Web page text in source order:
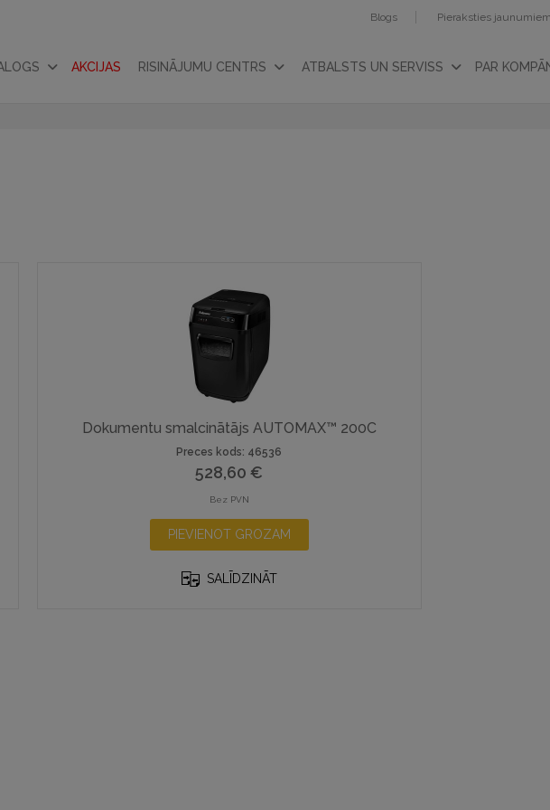
Blogs Pieraksties jaunumiem
AKCIJAS RISINĀJUMU CENTRS ATBALSTS UN SERVISS PAR
Dokumentu smalcinātājs AUTOMAX™ 200C
Preces kods: 46536
528,60€
Bez PVN
PIEVIENOT GROZAM
SALĪDZINĀT